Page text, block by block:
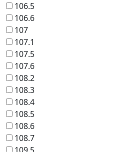
106.5
106.6
107
107.1
107.5
107.6
108.2
108.3
108.4
108.5
108.6
108.7
109.5